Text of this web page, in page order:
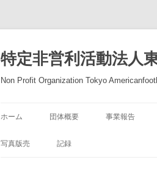
テ
ン
ツ
へ
ス
特定非営利活動法人
Non Profit Organization Tokyo
ホーム 団体概要 事業報告
写真版売 記録